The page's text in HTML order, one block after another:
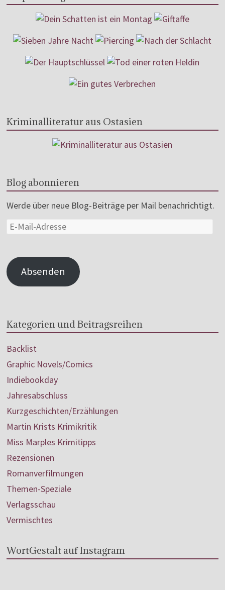
Kriminalliteratur aus Ostasien
Blog abonnieren
Werde über neue Blog-Beiträge per Mail benachrichtigt.
Absenden
Kategorien und Beitragsreihen
Backlist
Graphic Novels/Comics
Indiebookday
Jahresabschluss
Kurzgeschichten/Erzählungen
Martin Krists Krimikritik
Miss Marples Krimitipps
Rezensionen
Romanverfilmungen
Themen-Speziale
Verlagsschau
Vermischtes
WortGestalt auf Instagram